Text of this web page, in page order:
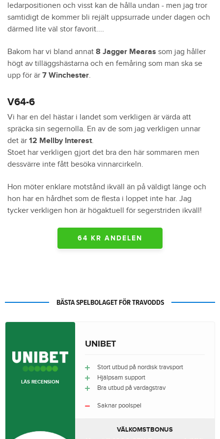
ledarpositionen och visst kan de hålla undan - men jag tror
samtidigt de kommer bli rejält uppsurrade under dagen och
därmed lite väl stor favorit....
Bakom har vi bland annat 8 Jagger Mearas som jag håller
högt av tilläggshästarna och en femåring som man ska se
upp för är 7 Winchester.
V64-6
Vi har en del hästar i landet som verkligen är värda att
spräcka sin segernolla. En av de som jag verkligen unnar
det är 12 Mellby Interest.
Stoet har verkligen gjort det bra den här sommaren men
dessvärre inte fått besöka vinnarcirkeln.
Hon möter enklare motstånd ikväll än på väldigt länge och
hon har en hårdhet som de flesta i loppet inte har. Jag
tycker verkligen hon är högaktuell för segerstriden ikväll!
64 KR ANDELEN
BÄSTA SPELBOLAGET FÖR TRAVODDS
LÄS RECENSION
UNIBET
Stort utbud på nordisk travsport
Hjälpsam support
Bra utbud på vardagstrav
Saknar poolspel
VÄLKOMSTBONUS